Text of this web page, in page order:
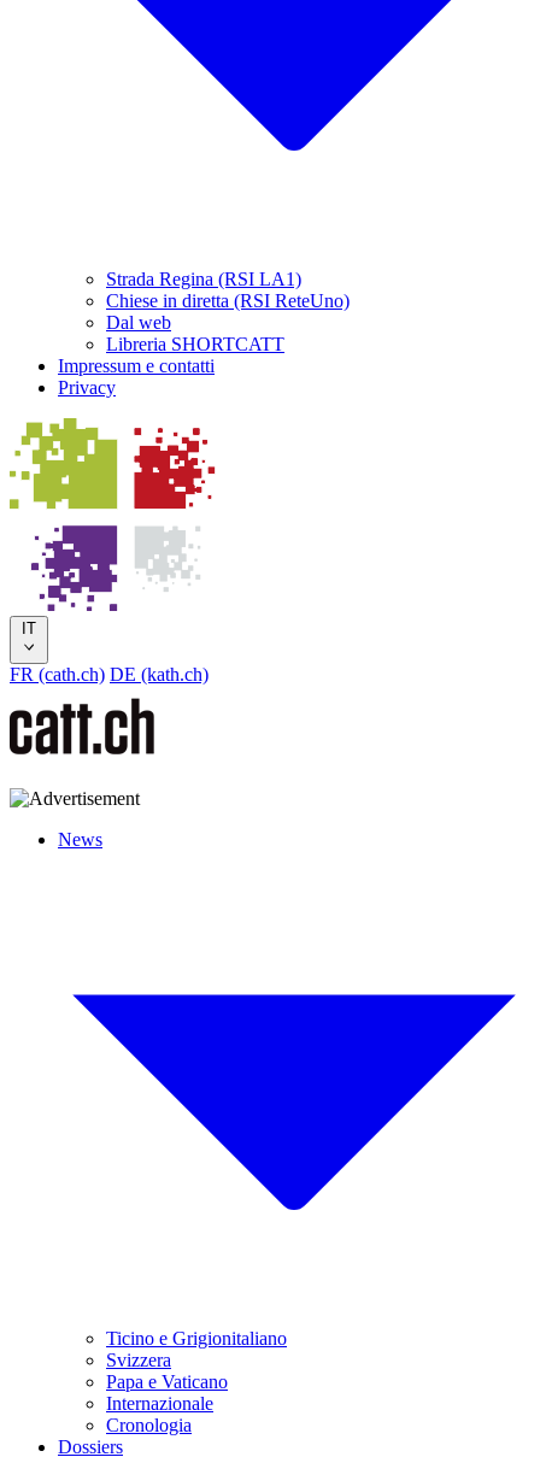
Strada Regina (RSI LA1)
Chiese in diretta (RSI ReteUno)
Dal web
Libreria SHORTCATT
Impressum e contatti
Privacy
IT
FR (cath.ch) DE (kath.ch)
News
Ticino e Grigionitaliano
Svizzera
Papa e Vaticano
Internazionale
Cronologia
Dossiers